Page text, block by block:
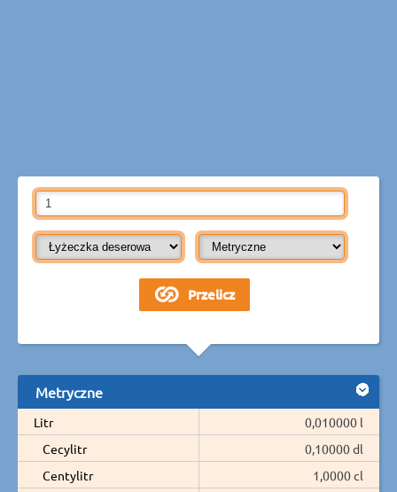
Metryczne
Litr
0,010000 l
Cecylitr
0,10000 dl
Centylitr
1,0000 cl